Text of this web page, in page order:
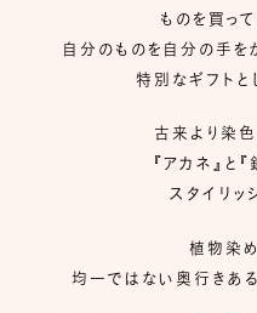
ものを買って
自分のものを自分の手を
特別なギフトと
古来より染
『アカネ』と
スタイリッ
植物染め
均一ではない奥行きあ